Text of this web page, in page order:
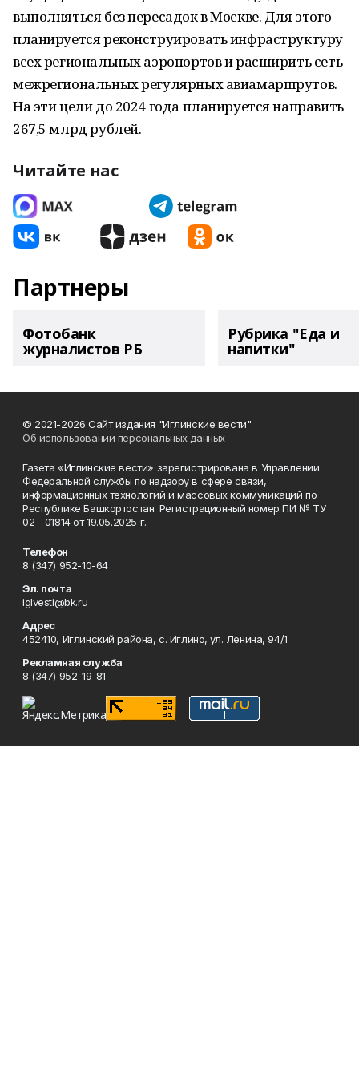
выполняться без пересадок в Москве. Для этого
планируется реконструировать инфраструктуру
всех региональных аэропортов и расширить сеть
межрегиональных регулярных авиамаршрутов.
На эти цели до 2024 года планируется направить
267,5 млрд рублей.
Читайте нас
Партнеры
Фотобанк
журналистов РБ
Рубрика "Еда и
напитки"
© 2021-2026 Сайт издания "Иглинские вести"
Об использовании персональных данных
Газета «Иглинские вести» зарегистрирована в Управлении
Федеральной службы по надзору в сфере связи,
информационных технологий и массовых коммуникаций по
Республике Башкортостан. Регистрационный номер ПИ № ТУ
02 - 01814 от 19.05.2025 г.
Телефон
8 (347) 952-10-64
Эл. почта
iglvesti@bk.ru
Адрес
452410, Иглинский района, с. Иглино, ул. Ленина, 94/1
Рекламная служба
8 (347) 952-19-81